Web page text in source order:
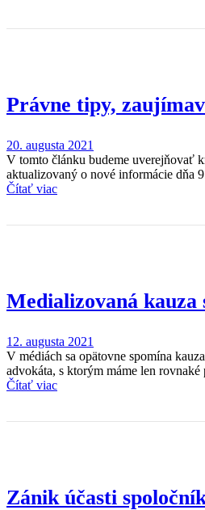
Právne tipy,
20. augusta 2021
V tomto článku budeme uverejňovať
aktualizovaný o nové informácie dňa
Čítať viac
Medializovaná kauza
12. augusta 2021
V médiách sa opätovne spomína
advokáta, s ktorým máme len rovnaké
Čítať viac
Zánik účasti